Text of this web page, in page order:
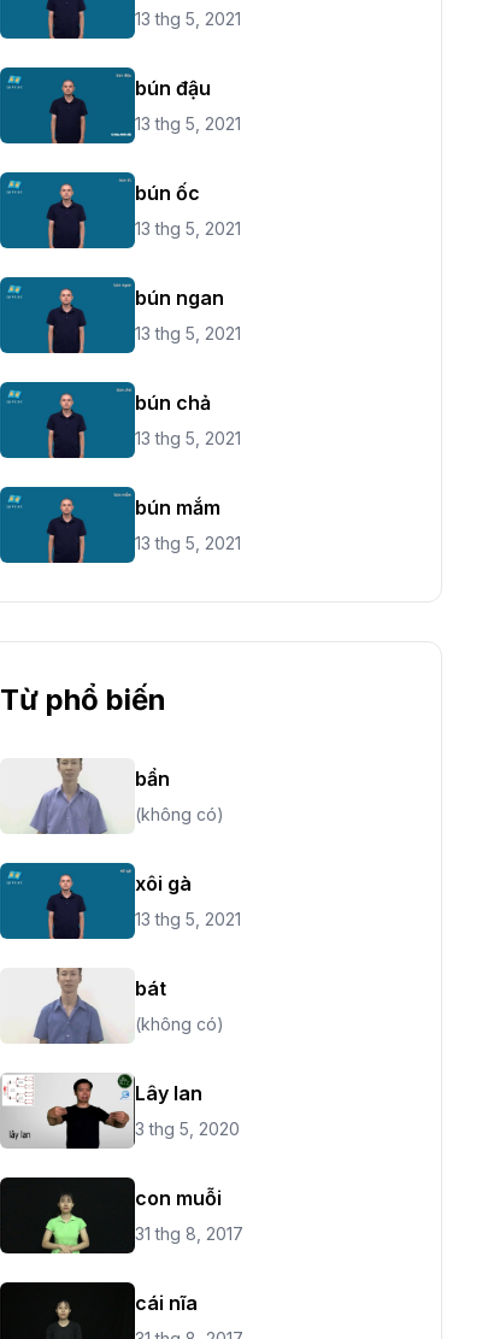
13 thg 5, 2021
bún đậu
13 thg 5, 2021
bún ốc
13 thg 5, 2021
bún ngan
13 thg 5, 2021
bún chả
13 thg 5, 2021
bún mắm
13 thg 5, 2021
Từ phổ biến
bẩn
(không có)
xôi gà
13 thg 5, 2021
bát
(không có)
Lây lan
3 thg 5, 2020
con muỗi
31 thg 8, 2017
cái nĩa